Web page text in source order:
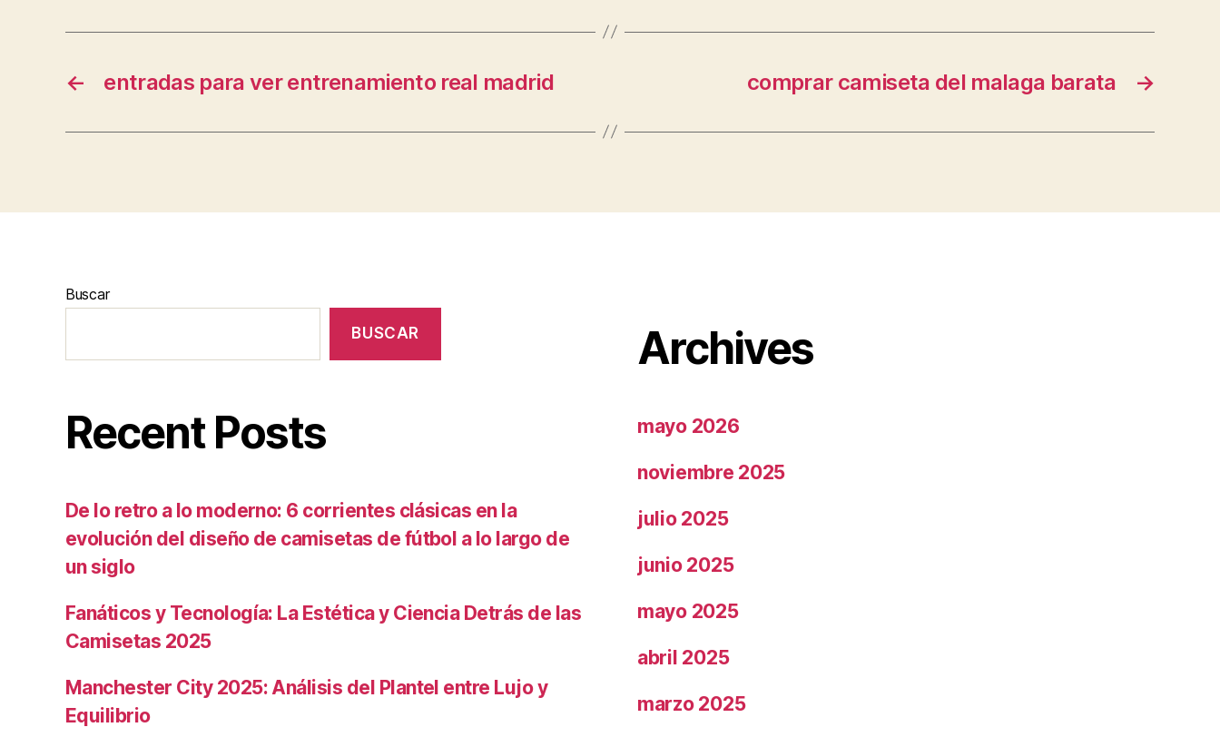
← entradas para ver entrenamiento real madrid →
comprar camiseta del malaga barata
Buscar
BUSCAR
Recent Posts
De lo retro a lo moderno: 6 corrientes clásicas en la
evolución del diseño de camisetas de fútbol a lo largo de
un siglo
Fanáticos y Tecnología: La Estética y Ciencia Detrás de las
Camisetas 2025
Manchester City 2025: Análisis del Plantel entre Lujo y
Equilibrio
Archives
mayo 2026
noviembre 2025
julio 2025
junio 2025
mayo 2025
abril 2025
marzo 2025